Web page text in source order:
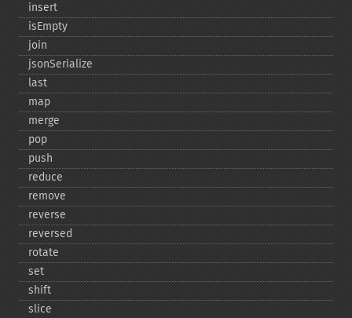
insert
isEmpty
join
jsonSerialize
last
map
merge
pop
push
reduce
remove
reverse
reversed
rotate
set
shift
slice